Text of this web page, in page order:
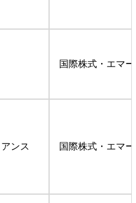
国際株式・エマ
ンス 国際株式・エマ